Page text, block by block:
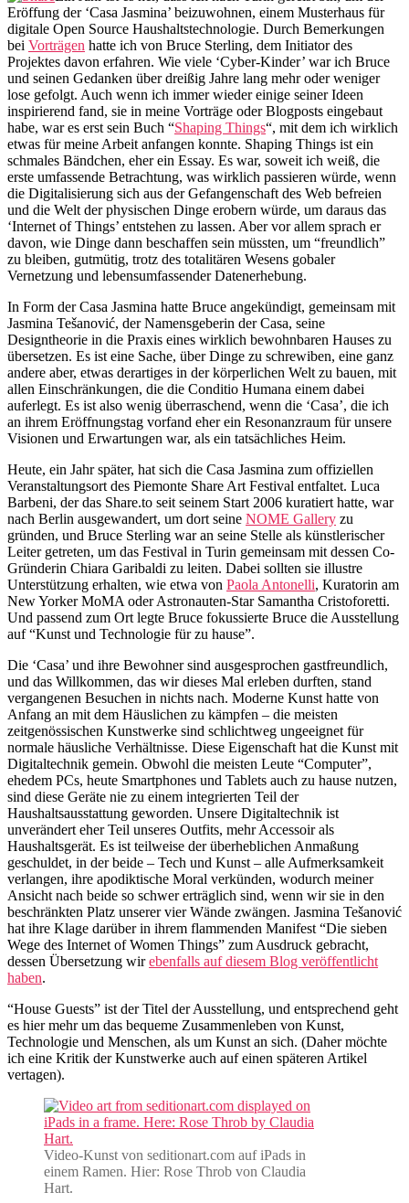
Eröffung der ‘Casa Jasmina’ beizuwohnen, einem Musterhaus für
digitale Open Source Haushaltstechnologie. Durch Bemerkungen
bei Vorträgen hatte ich von Bruce Sterling, dem Initiator des
Projektes davon erfahren. Wie viele ‘Cyber-Kinder’ war ich Bruce
und seinen Gedanken über dreißig Jahre lang mehr oder weniger
lose gefolgt. Auch wenn ich immer wieder einige seiner Ideen
inspirierend fand, sie in meine Vorträge oder Blogposts eingebaut
habe, war es erst sein Buch “Shaping Things“, mit dem ich wirklich
etwas für meine Arbeit anfangen konnte. Shaping Things ist ein
schmales Bändchen, eher ein Essay. Es war, soweit ich weiß, die
erste umfassende Betrachtung, was wirklich passieren würde, wenn
die Digitalisierung sich aus der Gefangenschaft des Web befreien
und die Welt der physischen Dinge erobern würde, um daraus das
‘Internet of Things’ entstehen zu lassen. Aber vor allem sprach er
davon, wie Dinge dann beschaffen sein müssten, um “freundlich”
zu bleiben, gutmütig, trotz des totalitären Wesens gobaler
Vernetzung und lebensumfassender Datenerhebung.
In Form der Casa Jasmina hatte Bruce angekündigt, gemeinsam mit
Jasmina Tešanović, der Namensgeberin der Casa, seine
Designtheorie in die Praxis eines wirklich bewohnbaren Hauses zu
übersetzen. Es ist eine Sache, über Dinge zu schrewiben, eine ganz
andere aber, etwas derartiges in der körperlichen Welt zu bauen, mit
allen Einschränkungen, die die Conditio Humana einem dabei
auferlegt. Es ist also wenig überraschend, wenn die ‘Casa’, die ich
an ihrem Eröffnungstag vorfand eher ein Resonanzraum für unsere
Visionen und Erwartungen war, als ein tatsächliches Heim.
Heute, ein Jahr später, hat sich die Casa Jasmina zum offiziellen
Veranstaltungsort des Piemonte Share Art Festival entfaltet. Luca
Barbeni, der das Share.to seit seinem Start 2006 kuratiert hatte, war
nach Berlin ausgewandert, um dort seine NOME Gallery zu
gründen, und Bruce Sterling war an seine Stelle als künstlerischer
Leiter getreten, um das Festival in Turin gemeinsam mit dessen Co-
Gründerin Chiara Garibaldi zu leiten. Dabei sollten sie illustre
Unterstützung erhalten, wie etwa von Paola Antonelli, Kuratorin am
New Yorker MoMA oder Astronauten-Star Samantha Cristoforetti.
Und passend zum Ort legte Bruce fokussierte Bruce die Ausstellung
auf “Kunst und Technologie für zu hause”.
Die ‘Casa’ und ihre Bewohner sind ausgesprochen gastfreundlich,
und das Willkommen, das wir dieses Mal erleben durften, stand
vergangenen Besuchen in nichts nach. Moderne Kunst hatte von
Anfang an mit dem Häuslichen zu kämpfen – die meisten
zeitgenössischen Kunstwerke sind schlichtweg ungeeignet für
normale häusliche Verhältnisse. Diese Eigenschaft hat die Kunst mit
Digitaltechnik gemein. Obwohl die meisten Leute “Computer”,
ehedem PCs, heute Smartphones und Tablets auch zu hause nutzen,
sind diese Geräte nie zu einem integrierten Teil der
Haushaltsausstattung geworden. Unsere Digitaltechnik ist
unverändert eher Teil unseres Outfits, mehr Accessoir als
Haushaltsgerät. Es ist teilweise der überheblichen Anmaßung
geschuldet, in der beide – Tech und Kunst – alle Aufmerksamkeit
verlangen, ihre apodiktische Moral verkünden, wodurch meiner
Ansicht nach beide so schwer erträglich sind, wenn wir sie in den
beschränkten Platz unserer vier Wände zwängen. Jasmina Tešanović
hat ihre Klage darüber in ihrem flammenden Manifest “Die sieben
Wege des Internet of Women Things” zum Ausdruck gebracht,
dessen Übersetzung wirebenfalls auf diesem Blog veröffentlicht
haben.
“House Guests” ist der Titel der Ausstellung, und entsprechend geht
es hier mehr um das bequeme Zusammenleben von Kunst,
Technologie und Menschen, als um Kunst an sich. (Daher möchte
ich eine Kritik der Kunstwerke auch auf einen späteren Artikel
vertagen).
Video-Kunst von seditionart.com auf iPads in
einem Ramen. Hier: Rose Throb von Claudia
Hart.